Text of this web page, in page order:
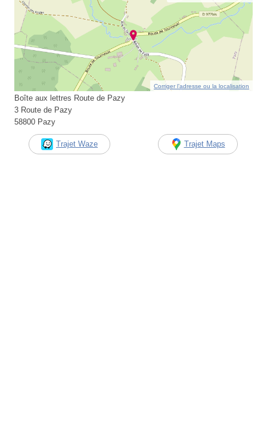
Corriger l’adresse ou la localisation
Boîte aux lettres Route de Pazy
3 Route de Pazy
58800 Pazy
Trajet Waze Trajet Maps